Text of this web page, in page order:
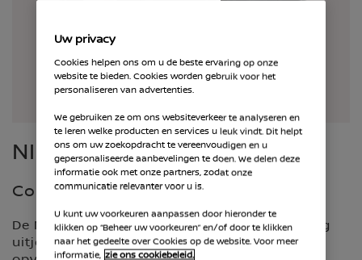
NISSAN JUKE
Compacte hybride SUV
De Nissan Juke maakt elke rit tot een plezierig
uitje dankzij zijn iconische ontwerp en
Uw privacy
Cookies helpen ons om u de beste ervaring op onze
website te bieden. Cookies worden gebruik voor het
personaliseren van advertenties.
We gebruiken ze om ons websiteverkeer te analyseren en
te leren welke producten en services u leuk vindt. Dit helpt
ons om uw zoekopdracht te vereenvoudigen en u
gepersonaliseerde aanbevelingen te doen. We delen deze
informatie ook met onze partners, zodat onze
communicatie relevanter voor u is.
U kunt uw voorkeuren aanpassen door hieronder te
klikken op “Beheer uw voorkeuren” en/of door te klikken
naar het gedeelte over Cookies op de website. Voor meer
informatie, zie ons cookiebeleid.